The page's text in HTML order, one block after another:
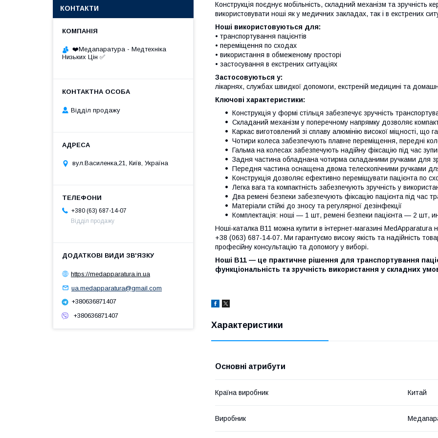
Конструкція поєднує мобільність, складний механізм та зручність
використовувати ноші як у медичних закладах, так і в екстрених
Ноші використовуються для:
• транспортування пацієнтів
• переміщення по сходах
• використання в обмеженому просторі
• застосування в екстрених ситуаціях
Застосовуються у:
лікарнях, службах швидкої допомоги, екстреній медицині та
Ключові характеристики:
Конструкція у формі стільця забезпечує зручність
Складаний механізм у поперечному напрямку дозволяє
Каркас виготовлений зі сплаву алюмінію високої міцності, що
Чотири колеса забезпечують плавне переміщення, передні
Гальма на колесах забезпечують надійну фіксацію під час
Задня частина обладнана чотирма складаними ручками для
Передня частина оснащена двома телескопічними ручками
Конструкція дозволяє ефективно переміщувати пацієнта по
Легка вага та компактність забезпечують зручність у
Два ремені безпеки забезпечують фіксацію пацієнта під час
Матеріали стійкі до зносу та регулярної дезінфекції
Комплектація: ноші — 1 шт, ремені безпеки пацієнта — 2 шт,
Ноші-каталка В11 можна купити в інтернет-магазині
+38 (063) 687-14-07. Ми гарантуємо високу якість та надійність
професійну консультацію та допомогу у виборі.
Ноші В11 — це практичне рішення для транспортування
функціональність та зручність використання у складних
Характеристики
Основні атрибути
Країна виробник Китай
Виробник
КОНТАКТИ
❤️Медапаратура - Медтехніка
Низьких Цін ✅
Відділ продажу
вул.Василенка,21, Київ, Україна
+380 (63) 687-14-07
Відділ продажу
https://medapparatura.in.ua
ua.medapparatura@gmail.com
+380636871407
+380636871407